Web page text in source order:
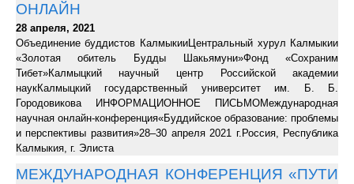
ОНЛАЙН
28 апреля, 2021
Объединение буддистов КалмыкииЦентральный хурул Калмыкии
«Золотая обитель Будды Шакьямуни»Фонд «Сохраним
Тибет»Калмыцкий научный центр Российской академии
наукКалмыцкий государственный университет им. Б. Б.
Городовикова ИНФОРМАЦИОННОЕ ПИСЬМОМеждународная
научная онлайн-конференция«Буддийское образование: проблемы
и перспективы развития»28–30 апреля 2021 г.Россия, Республика
Калмыкия, г. Элиста
МЕЖДУНАРОДНАЯ КОНФЕРЕНЦИЯ «ПУТИ